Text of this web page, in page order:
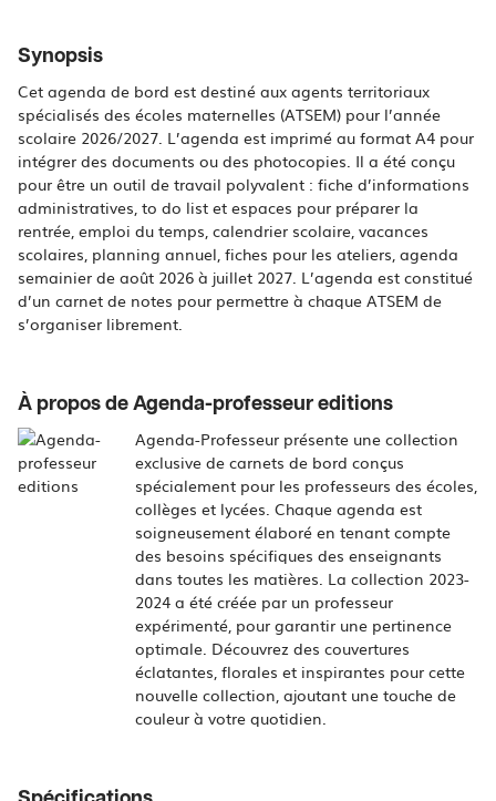
Synopsis
Cet agenda de bord est destiné aux agents territoriaux
spécialisés des écoles maternelles (ATSEM) pour l’année
scolaire 2026/2027. L’agenda est imprimé au format A4 pour
intégrer des documents ou des photocopies. Il a été conçu
pour être un outil de travail polyvalent : fiche d’informations
administratives, to do list et espaces pour préparer la
rentrée, emploi du temps, calendrier scolaire, vacances
scolaires, planning annuel, fiches pour les ateliers, agenda
semainier de août 2026 à juillet 2027. L’agenda est constitué
d’un carnet de notes pour permettre à chaque ATSEM de
s’organiser librement.
À propos de Agenda-professeur editions
Agenda-Professeur présente une collection
exclusive de carnets de bord conçus
spécialement pour les professeurs des écoles,
collèges et lycées. Chaque agenda est
soigneusement élaboré en tenant compte
des besoins spécifiques des enseignants
dans toutes les matières. La collection 2023-
2024 a été créée par un professeur
expérimenté, pour garantir une pertinence
optimale. Découvrez des couvertures
éclatantes, florales et inspirantes pour cette
nouvelle collection, ajoutant une touche de
couleur à votre quotidien.